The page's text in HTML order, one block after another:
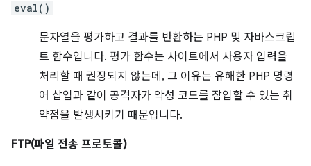
eval()
문자열을 평가하고 결과를 반환하는 PHP 및 자바스크립
트 함수입니다. 평가 함수는 사이트에서 사용자 입력을
처리할 때 권장되지 않는데, 그 이유는 유해한 PHP 명령
어 삽입과 같이 공격자가 악성 코드를 잠입할 수 있는 취
약점을 발생시키기 때문입니다.
FTP(파일 전송 프로토콜)